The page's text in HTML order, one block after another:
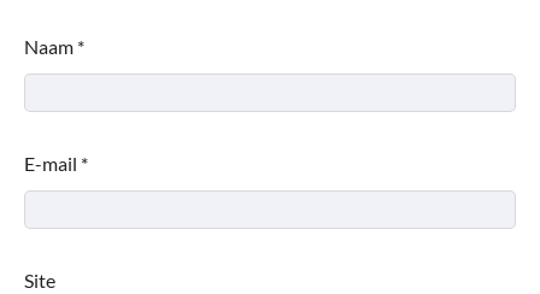
Naam *
E-mail *
Site